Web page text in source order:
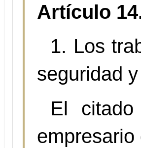
Artículo
1. Los
seguridad
El